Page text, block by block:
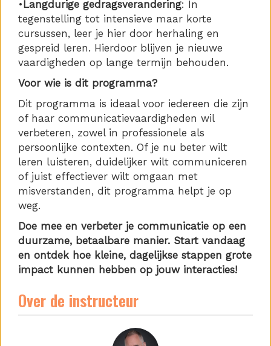
• Langdurige gedragsverandering: In
tegenstelling tot intensieve maar korte
cursussen, leer je hier door herhaling en
gespreid leren. Hierdoor blijven je nieuwe
vaardigheden op lange termijn behouden.
Voor wie is dit programma?
Dit programma is ideaal voor iedereen die zijn
of haar communicatievaardigheden wil
verbeteren, zowel in professionele als
persoonlijke contexten. Of je nu beter wilt
leren luisteren, duidelijker wilt communiceren
of juist effectiever wilt omgaan met
misverstanden, dit programma helpt je op
weg.
Doe mee en verbeter je communicatie op een
duurzame, betaalbare manier. Start vandaag
en ontdek hoe kleine, dagelijkse stappen grote
impact kunnen hebben op jouw interacties!
Over de instructeur